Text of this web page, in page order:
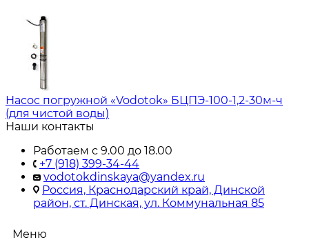
Насос погружной «Vodotok» БЦПЭ-100-1,2-30м-ч
(для чистой воды)
Наши контакты
Работаем с 9.00 до 18.00
+7 (918) 399-34-44
vodotokdinskaya@yandex.ru
Россия, Краснодарский край, Динской
район, ст. Динская, ул. Коммунальная 85
Меню